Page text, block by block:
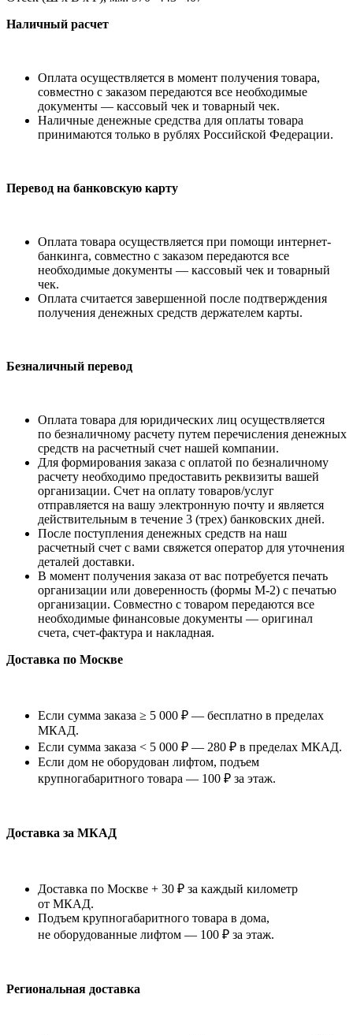
Наличный расчет
Оплата осуществляется в момент получения товара,
совместно с заказом передаются все необходимые
документы — кассовый чек и товарный чек.
Наличные денежные средства для оплаты товара
принимаются только в рублях Российской Федерации.
Перевод на банковскую карту
Оплата товара осуществляется при помощи интернет-
банкинга, совместно с заказом передаются все
необходимые документы — кассовый чек и товарный
чек.
Оплата считается завершенной после подтверждения
получения денежных средств держателем карты.
Безналичный перевод
Оплата товара для юридических лиц осуществляется
по безналичному расчету путем перечисления денежных
средств на расчетный счет нашей компании.
Для формирования заказа с оплатой по безналичному
расчету необходимо предоставить реквизиты вашей
организации. Счет на оплату товаров/услуг
отправляется на вашу электронную почту и является
действительным в течение 3 (трех) банковских дней.
После поступления денежных средств на наш
расчетный счет с вами свяжется оператор для уточнения
деталей доставки.
В момент получения заказа от вас потребуется печать
организации или доверенность (формы М-2) с печатью
организации. Совместно с товаром передаются все
необходимые финансовые документы — оригинал
счета, счет-фактура и накладная.
Доставка по Москве
Если сумма заказа ≥ 5 000 ₽ — бесплатно в пределах
МКАД.
Если сумма заказа < 5 000 ₽ — 280 ₽ в пределах МКАД.
Если дом не оборудован лифтом, подъем
крупногабаритного товара — 100 ₽ за этаж.
Доставка за МКАД
Доставка по Москве + 30 ₽ за каждый километр
от МКАД.
Подъем крупногабаритного товара в дома,
не оборудованные лифтом — 100 ₽ за этаж.
Региональная доставка